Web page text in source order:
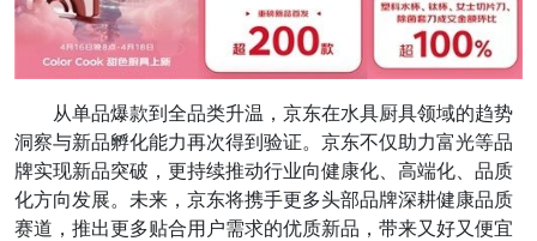
从单品爆款到全品类升温，京东在水具厨具领域的趋势
洞察与新品孵化能力再次得到验证。京东不仅助力富光等品
牌实现新品突破，更持续推动行业向健康化、高端化、品质
化方向发展。未来，京东将携手更多头部品牌深耕健康品质
赛道，推出更多贴合用户需求的优质新品，带来又好又便宜